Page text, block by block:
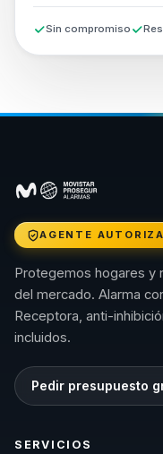
Sin compromiso
AGENTE
Protegemos hogares y
del mercado. Alarma
Receptora, anti-
incluidos.
Pedir presupuesto
SERVICIOS